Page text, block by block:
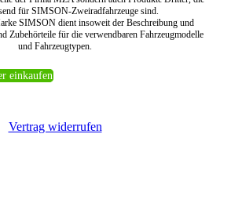
für SIMSON-Zweiradfahrzeuge sind.
SIMSON dient insoweit der Beschreibung und
Zubehörteile für die verwendbaren Fahrzeugmodelle
und Fahrzeugtypen.
einkaufen
Vertrag widerrufen